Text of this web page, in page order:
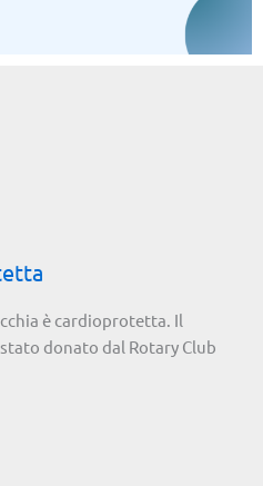
è cardioprotetta. Il
donato dal Rotary Club